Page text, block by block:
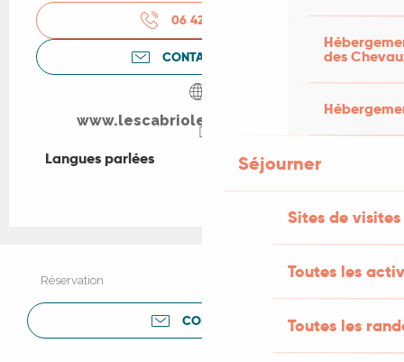
des
Séjourner
Sites de visites
Toutes les
Toutes les
06 42 38 35
CONTACTEZ-NOUS
www.lescabriolesdebalajou.com
Langues parlées
Langues parlées
Réservation
CONTACTER